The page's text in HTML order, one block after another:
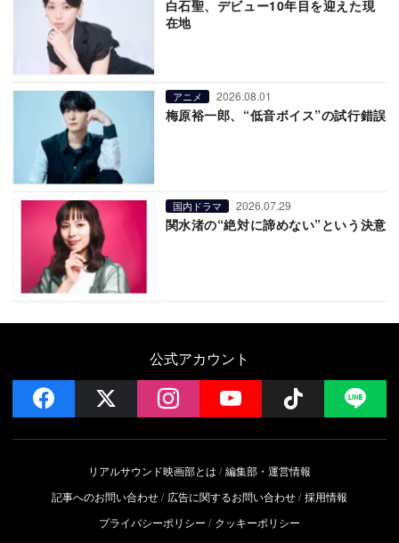
白石聖、デビュー10年目を迎えた現
在地
アニメ 2026.08.01
梅原裕一郎、“低音ボイス”の試行錯誤
国内ドラマ 2026.07.29
関水渚の“絶対に諦めない”という決意
公式アカウント
facebook instagramYouTube Follow
リアルサウンド映画部とは
編集部・運営情報
記事へのお問い合わせ
広告に関するお問い合わせ 採用情報
プライバシーポリシー
クッキーポリシー